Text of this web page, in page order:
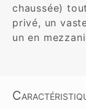
chaussée)
privé, un
un en